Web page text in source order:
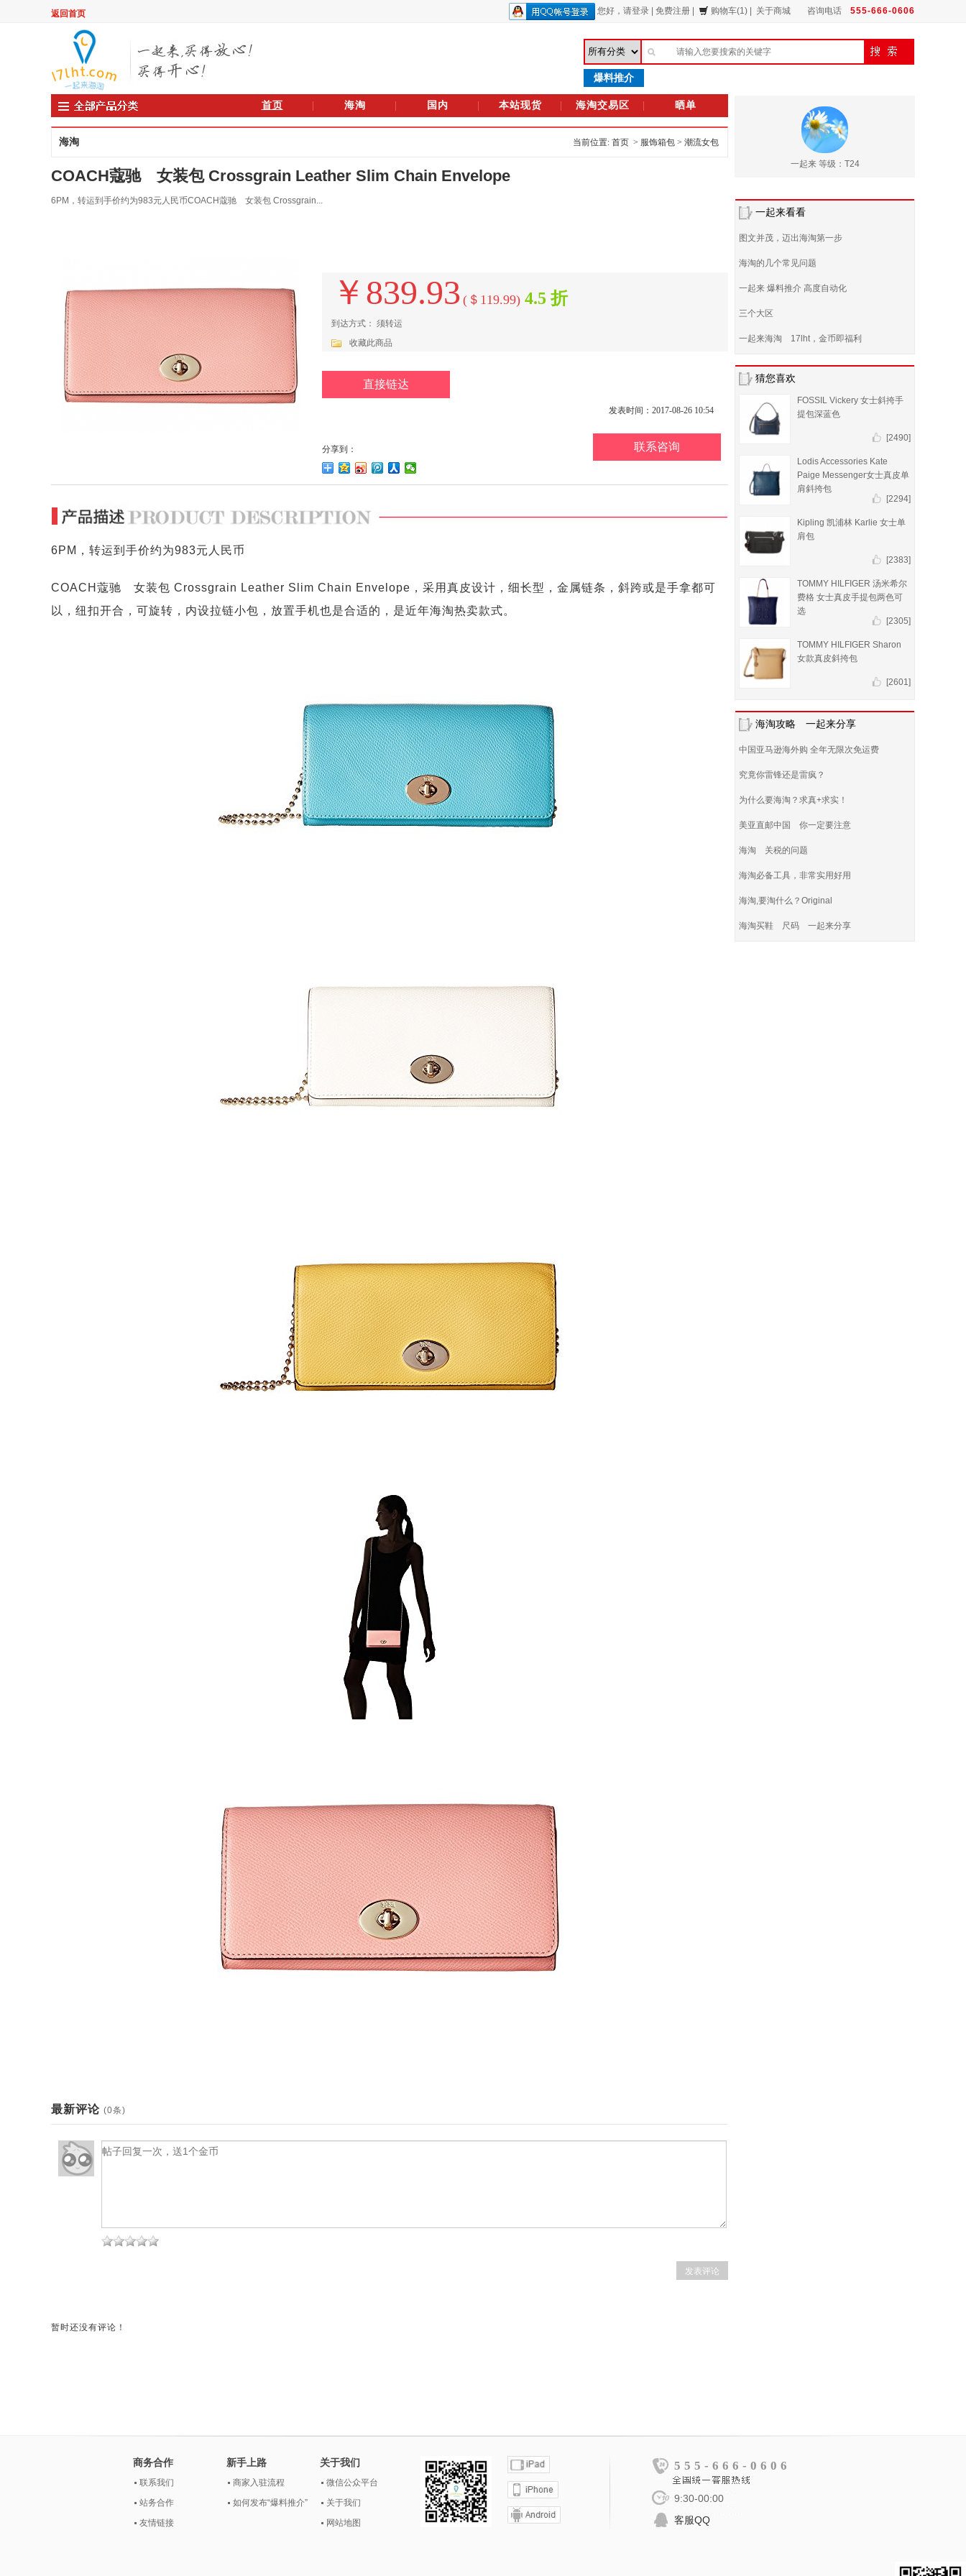
返回首页 您好， 请登录 免费注册 购物车(1) 关于商城 咨询电话 555-666-0606
爆料推介
首页 海淘 国内 本站现货 海淘交易区 晒单
海淘 当前位置: 首页 > 服饰箱包 > 潮流女包
COACH蔻驰 女装包 Crossgrain Leather Slim Chain Envelope
6PM，转运到手价约为983元人民币COACH蔻驰 女装包 Crossgrain...
￥839.93 (＄119.99) 4.5 折
到达方式： 须转运
收藏此商品
直接链达
发表时间：2017-08-26 10:54
联系咨询
分享到：
6PM，转运到手价约为983元人民币
COACH蔻驰 女装包 Crossgrain Leather Slim Chain Envelope， 采用真皮设计，细长型，金属链条，斜跨或是手拿都可
以，纽扣开合，可旋转，内设拉链小包，放置手机也是合适的， 是近年海淘热卖款式。
最新评论 (0条)
暂时还没有评论！
一起来 等级：T24
一起来看看
图文并茂，迈出海淘第一步
海淘的几个常见问题
一起来 爆料推介 高度自动化
三个大区
一起来海淘 17lht，金币即福利
猜您喜欢
FOSSIL Vickery 女士斜挎手
提包深蓝色
[2490]
Lodis Accessories Kate
Paige Messenger女士真皮单
肩斜挎包
[2294]
Kipling 凯浦林 Karlie 女士单
肩包
[2383]
TOMMY HILFIGER 汤米希尔
费格 女士真皮手提包两色可
选
[2305]
TOMMY HILFIGER Sharon
女款真皮斜挎包
[2601]
海淘攻略 一起来分享
中国亚马逊海外购 全年无限次免运费
究竟你雷锋还是雷疯？
为什么要海淘？求真+求实！
美亚直邮中国 你一定要注意
海淘 关税的问题
海淘必备工具，非常实用好用
海淘,要淘什么？Original
海淘买鞋 尺码 一起来分享
商务合作
联系我们
站务合作
友情链接
新手上路
商家入驻流程
如何发布“爆料推介”
关于我们
微信公众平台
关于我们
网站地图
555-666-0606
9:30-00:00
客服QQ